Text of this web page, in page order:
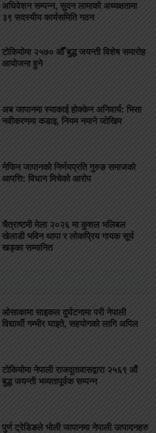
अधिवेशन सम्पन्न, सुदन लामाको अध्यक्षतामा
३९ सदस्यीय कार्यसमिति गठन
टोकियोमा २५७० औँ बुद्ध जयन्ती विशेष समारोह
आयोजना हुने
अब जापानमा स्याकाई होक्केन अनिवार्य: भिसा
नवीकरणमा कडाइ, नियम नमाने जोखिम
नेफिन जापानको निर्णयप्रति गुरुङ समाजको
आपत्ति: विधान मिचेको आरोप
चैत्राष्टमी मेला २०२६ मा कुशल भलिबल
खेलाडी भविन थापा र लोकप्रिय गायक सूर्य
खड्का सम्मानित
ओसाकामा साइकल दुर्घटनामा परी नेपाली
विद्यार्थी गम्भीर घाइते, सहयोगको लागि अपिल
टोकियोमा नेपाली राजदूतावासद्वारा २५६९ औं
बुद्ध जयन्ती भव्यतापूर्वक सम्पन्न
पुर्ण ट्रेडिङले भोली जापानमा नेपाली उत्पादनहरु